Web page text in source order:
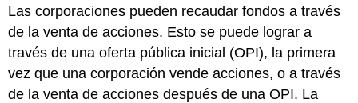
Las corporaciones pueden recaudar fondos a través
de la venta de acciones. Esto se puede lograr a
través de una oferta pública inicial (OPI), la primera
vez que una corporación vende acciones, o a través
de la venta de acciones después de una OPI. La